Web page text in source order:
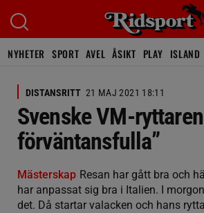
NYHETER SPORT AVEL ÅSIKT PLAY ISLAND
DISTANSRITT 21 MAJ 2021 18:11
Svenske VM-
förväntansfulla”
Mästerskap Resan har gått bra och
har anpassat sig bra i Italien. I
det. Då startar valacken och hans